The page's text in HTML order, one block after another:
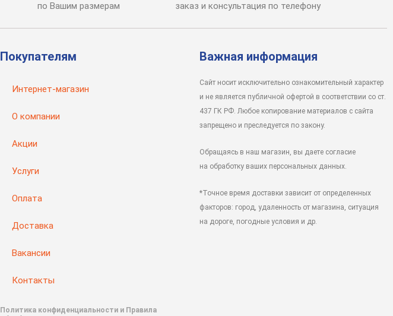
по Вашим размерам заказ и консультация по телефону
Покупателям
Интернет-магазин
О компании
Акции
Услуги
Оплата
Доставка
Вакансии
Контакты
Политика конфиденциальности и Правила
Важная информация
Сайт носит исключительно ознакомительный характер
и не является публичной офертой в соответствии со ст.
437 ГК РФ. Любое копирование материалов с сайта
запрещено и преследуется по закону.
Обращаясь в наш магазин, вы даете согласие
на обработку ваших персональных данных.
*Точное время доставки зависит от определенных
факторов: город, удаленность от магазина, ситуация
на дороге, погодные условия и др.